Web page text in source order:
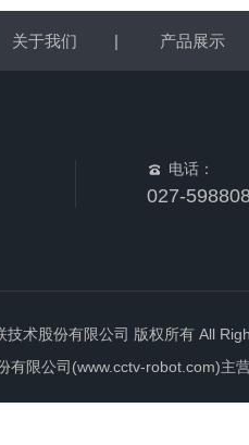
关于我们 | 产品展示
电话：
027-
术股份有限公司 版权所有 All
有限公司(www.cctv-robot.com)主